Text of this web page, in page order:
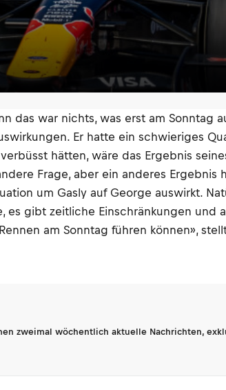
das war nichts, was erst am
Er hatte ein schwieriges
hätten, wäre das Ergebnis
Frage, aber ein anderes
um Gasly auf George auswirkt.
es gibt zeitliche Einschränkungen
am Sonntag führen können»,
zweimal wöchentlich aktuelle Nachrichten,